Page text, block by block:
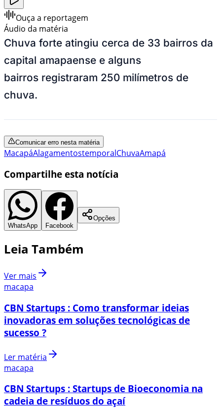
Ouça a reportagem
Áudio da matéria
Chuva forte atingiu cerca de 33 bairros da
capital amapaense e alguns
bairros registraram 250 milímetros de
chuva.
Comunicar erro nesta matéria
MacapáAlagamentostemporalChuvaAmapá
Compartilhe esta notícia
WhatsApp Facebook
Opções
Leia Também
Ver mais
macapa
CBN Startups : Como transformar ideias
inovadoras em soluções tecnológicas de
sucesso ?
Ler matéria
macapa
CBN Startups : Startups de Bioeconomia na
cadeia de resíduos do açaí